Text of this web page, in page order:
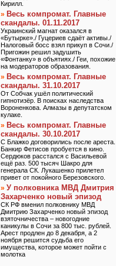
Кирилл.
» Весь компромат. Главные
скандалы. 01.11.2017
Украинский магнат оказался в
«Бутырке»./ Гуцериев сдаёт активы./
Налоговый босс взял прикуп в Сочи./
Пригожин решил задушить
«Фонтанку» в объятиях./ Геи, похожие
на модераторов образования.
» Весь компромат. Главные
скандалы. 31.10.2017
От Собчак ушёл политический
гипнотизёр. В поисках наследства
Вороненкова. Алмазы в депутатском
кулаке.
» Весь компромат. Главные
скандалы. 30.10.2017
С Блажко договорились после ареста.
Банкир Фетисов пробуется в кино.
Сердюков расстался с Васильевой
ещё раз. 500 тысяч Шакро для
генерала СК. Лукашенко прилетел
привет от покойного Березовского.
» У полковника МВД Дмитрия
Захарченко новый эпизод
СК РФ вменил полковнику МВД
Дмитрию Захарченко новый эпизод
взяточничества – новогодние
каникулы в Сочи за 800 тыс. рублей.
Арест продлен до 8 декабря, а 2
ноября решится судьба его
имущества, которое может пойти с
молотка